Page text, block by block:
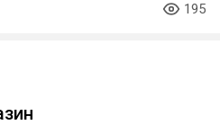
195